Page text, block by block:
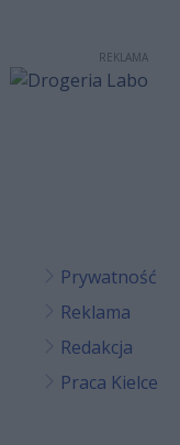
REKLAMA
Prywatność
Reklama
Redakcja
Praca Kielce